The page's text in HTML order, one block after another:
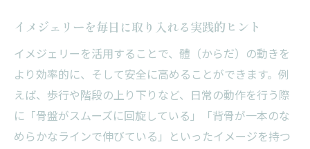
イメジェリーを毎日に取り入れる実践的ヒント
イメジェリーを活用することで、體（からだ）の動きを
より効率的に、そして安全に高めることができます。例
えば、歩行や階段の上り下りなど、日常の動作を行う際
に「骨盤がスムーズに回旋している」「背骨が一本のな
めらかなラインで伸びている」といったイメージを持つ